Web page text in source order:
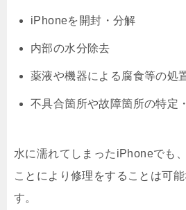
iPhoneを開封・分解
内部の水分除去
薬液や機器による腐食等の処
不具合箇所や故障箇所の特定
水に濡れてしまったiPhoneでも
ことにより修理をすることは可
す。